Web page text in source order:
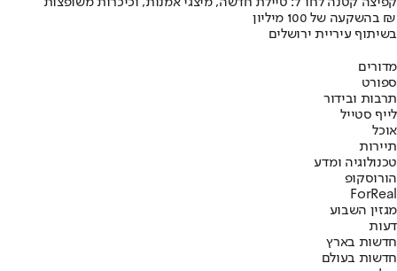
בהשקעה של 100 מיליון ₪
בשיתוף עיריית ירושלים
מדורים
ספורט
תרבות ובידור
לייף סטייל
אוכל
תיירות
טכנולוגיה ומדע
הורוסקופ
ForReal
מגזין השבוע
דעות
חדשות בארץ
חדשות בעולם